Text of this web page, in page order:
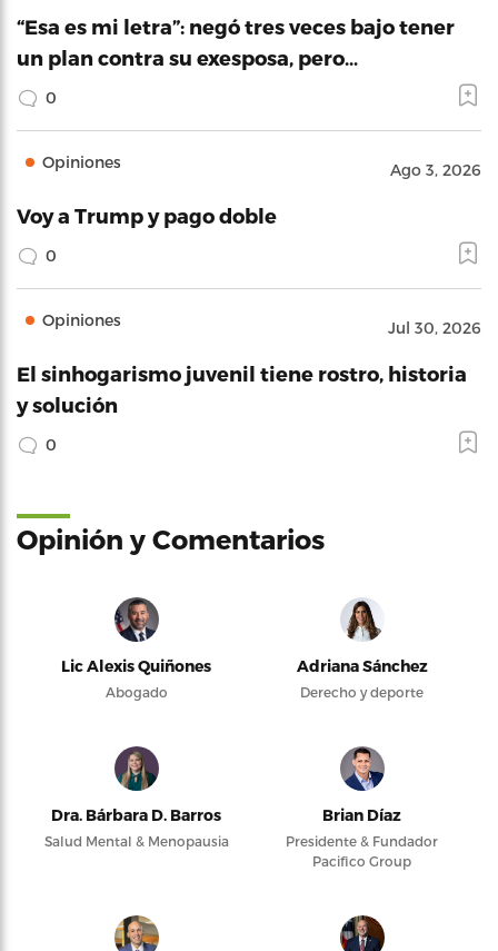
“Esa es mi letra”: negó tres veces bajo tener
un plan contra su exesposa, pero…
0
Opiniones Ago 3, 2026
Voy a Trump y pago doble
0
Opiniones Jul 30, 2026
El sinhogarismo juvenil tiene rostro, historia
y solución
0
Opinión y Comentarios
Lic Alexis Quiñones
Abogado
Adriana Sánchez
Derecho y deporte
Dra. Bárbara D. Barros
Salud Mental & Menopausia
Brian Díaz
Presidente & Fundador
Pacifico Group